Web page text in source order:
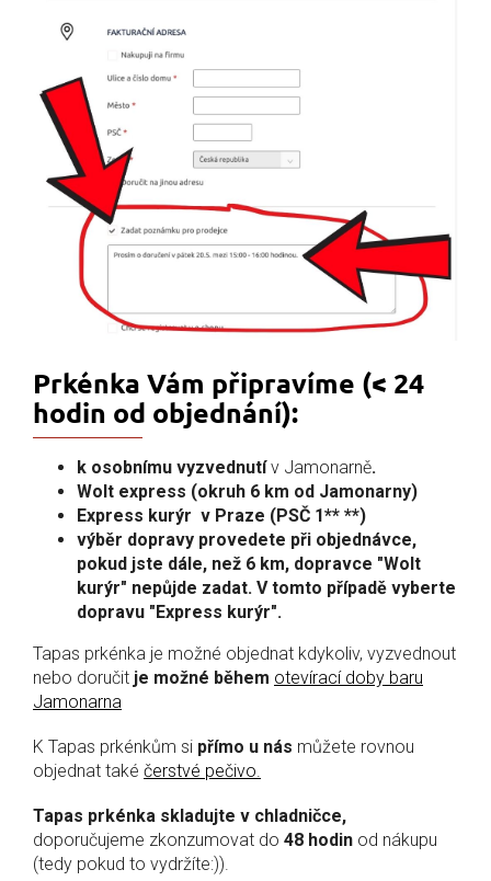
Prkénka Vám připravíme (< 24
hodin od objednání):
k osobnímu vyzvednutív Jamonarně.
Wolt express (okruh 6 km od Jamonarny)
Express kurýr v Praze (PSČ 1** **)
výběr dopravy provedete při objednávce,
pokud jste dále, než 6 km, dopravce "Wolt
kurýr" nepůjde zadat. V tomto případě vyberte
dopravu "Express kurýr".
Tapas prkénka je možné objednat kdykoliv, vyzvednout
nebo doručit je možné během otevírací doby baru
Jamonarna
K Tapas prkénkům si přímo u nás můžete rovnou
objednat také čerstvé pečivo.
Tapas prkénka skladujte v chladničce,
doporučujeme zkonzumovat do 48 hodin od nákupu
(tedy pokud to vydržíte:)).